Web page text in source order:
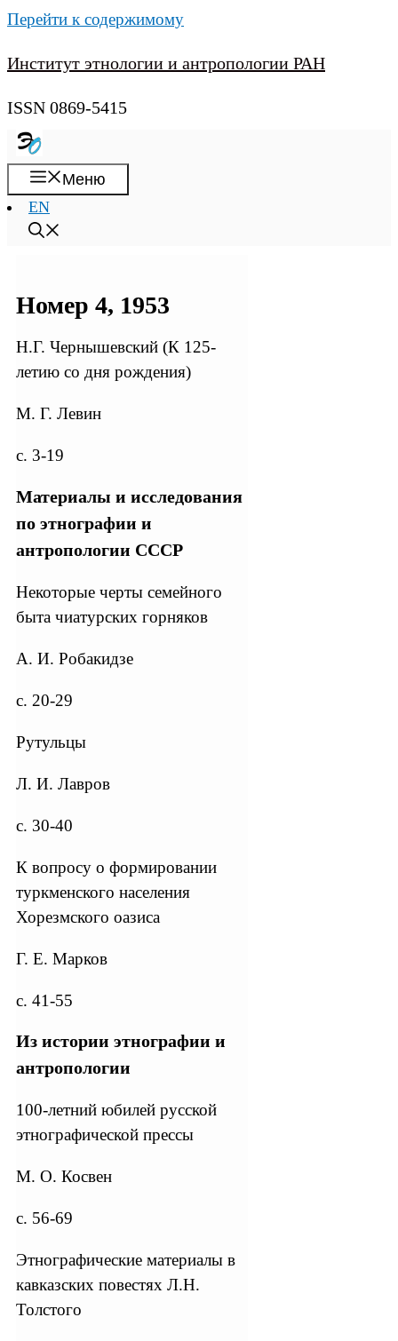
Перейти к содержимому
Институт этнологии и антропологии РАН
ISSN 0869-5415
Меню
EN
Номер 4, 1953
Н.Г. Чернышевский (К 125-
летию со дня рождения)
М. Г. Левин
с. 3-19
Материалы и исследования
по этнографии и
антропологии СССР
Некоторые черты семейного
быта чиатурских горняков
А. И. Робакидзе
с. 20-29
Рутульцы
Л. И. Лавров
с. 30-40
К вопросу о формировании
туркменского населения
Хорезмского оазиса
Г. Е. Марков
с. 41-55
Из истории этнографии и
антропологии
100-летний юбилей русской
этнографической прессы
М. О. Косвен
с. 56-69
Этнографические материалы в
кавказских повестях Л.Н.
Толстого